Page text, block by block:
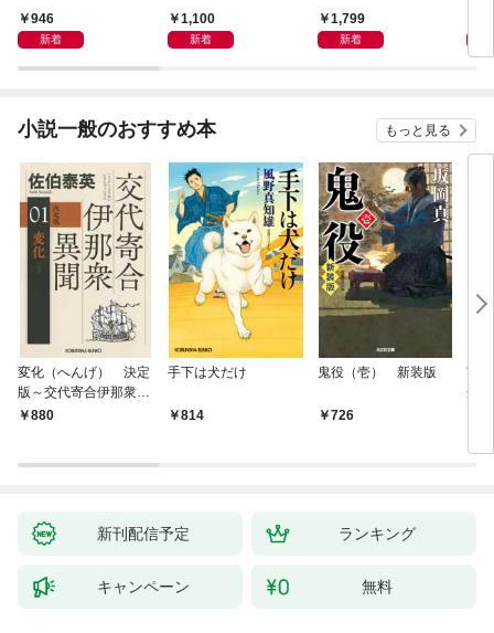
946
新着
1,100
新着
1,799
新着
小説一般のおすすめ本 もっと見る
変化（へんげ） 決定
版～交代寄合伊那衆異
聞（1）～
880
手下は犬だけ
814
鬼役（壱） 新装版
726
南
舟
新刊配信予定 ランキング
キャンペーン 無料